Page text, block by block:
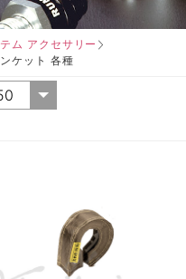
ム アクセサリー
ケット 各種